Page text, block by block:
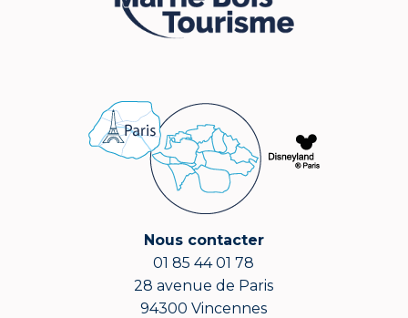
Nous contacter
01 85 44 01 78
28 avenue de Paris
94300 Vincennes